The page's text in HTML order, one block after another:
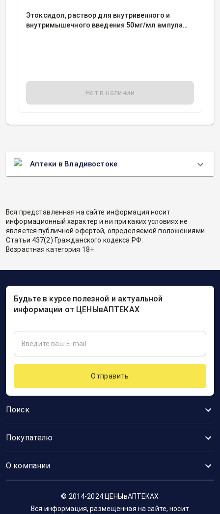
Этоксидол, раствор для внутривенного и
внутримышечного введения 50мг/мл ампула
Нет в наличии
Аптеки в Владивостоке
Вся представленная на сайте информация носит
информационный характер и ни при каких условиях не
является публичной офертой, определяемой положениями
Статьи 437(2) Гражданского кодекса РФ.
Возрастная категория 18+.
Поиск
Покупателю
О компании
Будьте в курсе полезной и актуальной
информации от ЦЕНЫвАПТЕКАХ
Отправить
© 2014-2024 ЦЕНЫвАПТЕКАХ
Вся информация, размещенная на сайте, носит